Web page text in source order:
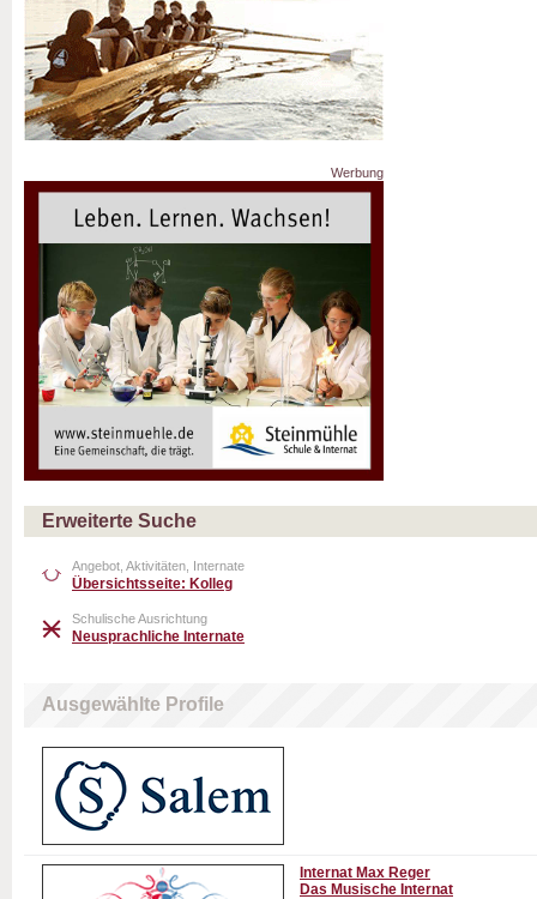
Werbung
Erweiterte Suche
Angebot, Aktivitäten, Internate
Übersichtsseite: Kolleg
Schulische Ausrichtung
Neusprachliche Internate
Ausgewählte Profile
Internat Max Reger
Das Musische Internat